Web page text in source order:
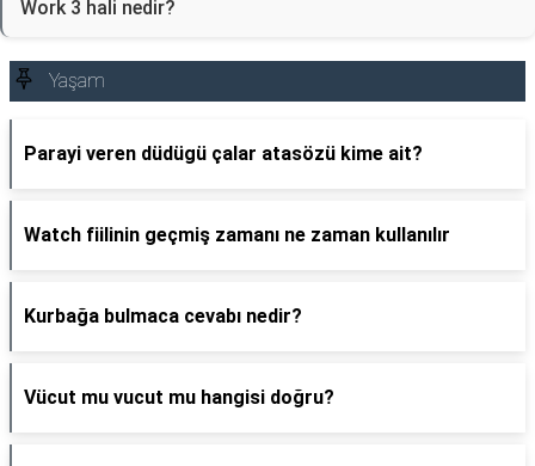
Work 3 hali nedir?
Yaşam
Parayi veren düdügü çalar atasözü kime ait?
Watch fiilinin geçmiş zamanı ne zaman kullanılır
Kurbağa bulmaca cevabı nedir?
Vücut mu vucut mu hangisi doğru?